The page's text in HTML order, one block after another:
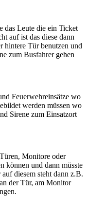
das Leute die ein Ticket
auf ist das diese dann
hintere Tür benutzen und
zum Busfahrer gehen
Feuerwehreinsätze wo
werden müssen wo
Sirene zum Einsatzort
Monitore oder
können und dann müsste
diesem steht dann z.B.
der Tür, am Monitor